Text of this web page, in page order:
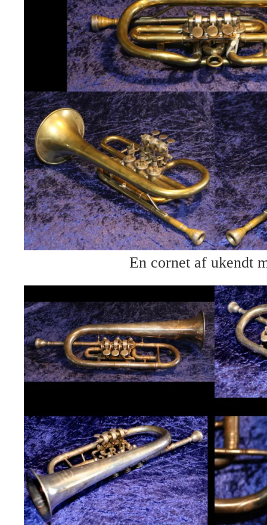
En cornet af ukendt